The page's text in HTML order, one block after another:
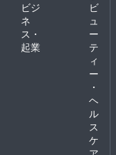
ビジ
ネ
ス・
起業
ビ
ュ
ー
テ
ィ
ー
・
ヘ
ル
ス
ケ